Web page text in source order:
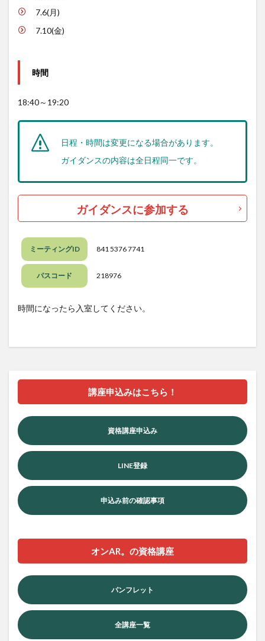
7.6(月)
7.10(金)
時間
18:40～19:20
日程・時間は変更になる場合があります。
ガイダンスの内容は全日程同一です。
ガイダンスに参加する
ミーティングID 841 5376 7741
パスコード 218976
時間になったら入室してください。
講座申込みはこちら！
資格講座申込み
LINE登録
申込み前の確認事項
オンAR。の資格講座
パンフレット
全講座一覧